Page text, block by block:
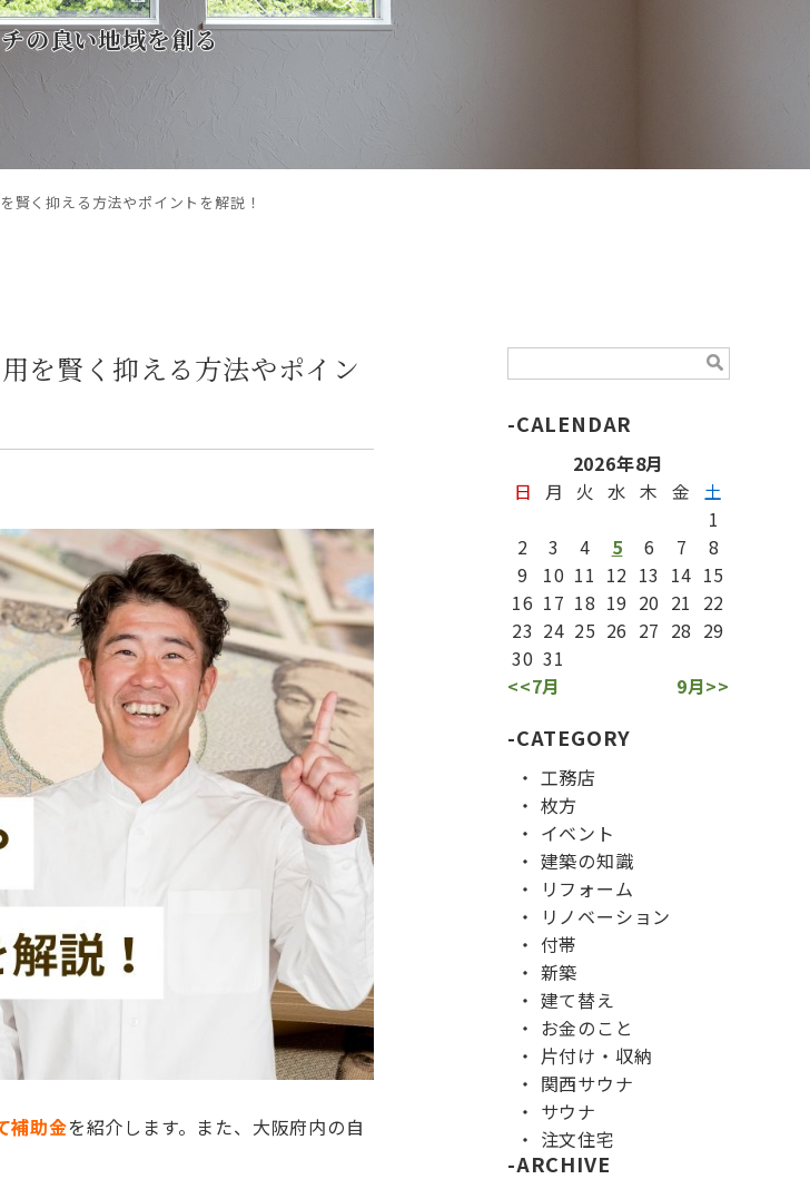
の良い地域を創る
賢く抑える方法やポイントを解説！
を賢く抑える方法やポイン
補助金を紹介します。また、大阪府内の自
CALENDAR
2026年8月
日
月 火 水 木 金 土
1
2
3 4 5 6 7
8
9
10 11 12 13 14 15
16 17 18 19 20 21 22
23 24 25 26 27 28 29
30 31
<<7月
9月>>
CATEGORY
工務店
枚方
イベント
建築の知識
リフォーム
リノベーション
付帯
新築
建て替え
お金のこと
片付け・収納
関西サウナ
サウナ
注文住宅
ARCHIVE